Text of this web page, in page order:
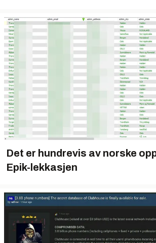
Det er hundrevis av norske
Epik-lekkasjen